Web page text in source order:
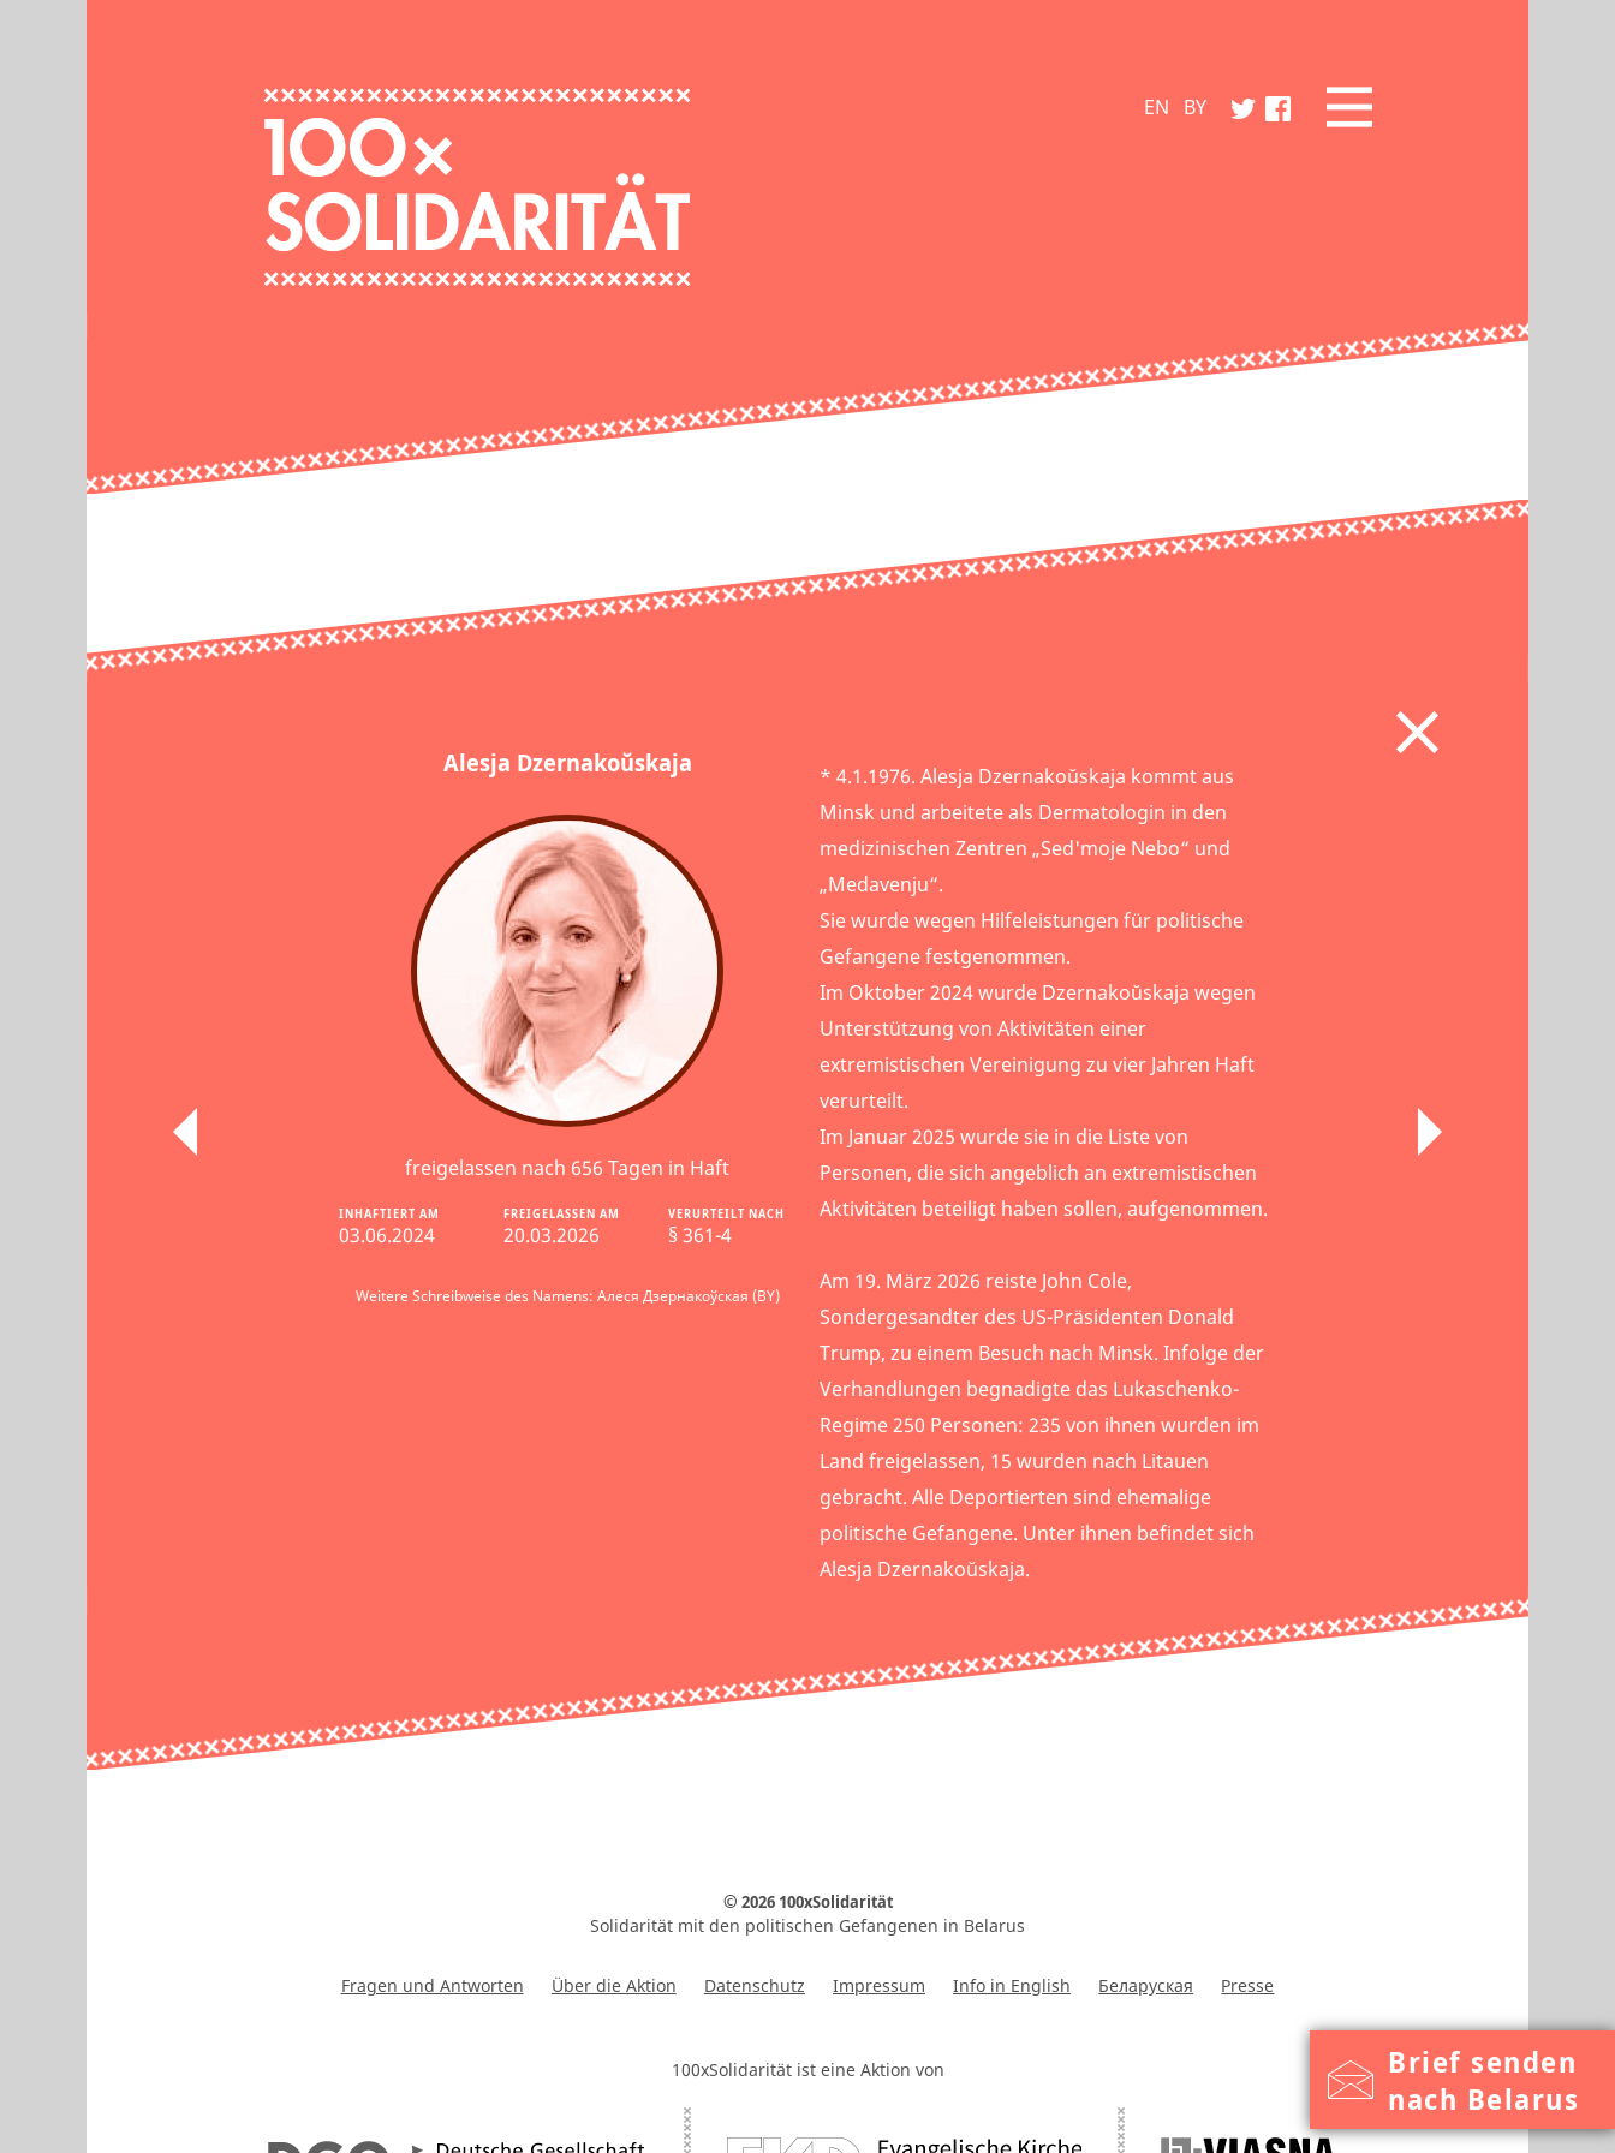
EN BY
Brief senden
nach Belarus
Alesja Dzernakoŭskaja
freigelassen nach 656 Tagen in Haft
INHAFTIERT AM
03.06.2024
FREIGELASSEN AM
20.03.2026
VERURTEILT NACH
§ 361-4
Weitere Schreibweise des Namens: Алеся Дзернакоўская (BY)
* 4.1.1976. Alesja Dzernakoŭskaja kommt aus
Minsk und arbeitete als Dermatologin in den
medizinischen Zentren „Sed'moje Nebo“ und
„Medavenju“.
Sie wurde wegen Hilfeleistungen für politische
Gefangene festgenommen.
Im Oktober 2024 wurde Dzernakoŭskaja wegen
Unterstützung von Aktivitäten einer
extremistischen Vereinigung zu vier Jahren Haft
verurteilt.
Im Januar 2025 wurde sie in die Liste von
Personen, die sich angeblich an extremistischen
Aktivitäten beteiligt haben sollen, aufgenommen.
Am 19. März 2026 reiste John Cole,
Sondergesandter des US-Präsidenten Donald
Trump, zu einem Besuch nach Minsk. Infolge der
Verhandlungen begnadigte das Lukaschenko-
Regime 250 Personen: 235 von ihnen wurden im
Land freigelassen, 15 wurden nach Litauen
gebracht. Alle Deportierten sind ehemalige
politische Gefangene. Unter ihnen befindet sich
Alesja Dzernakoŭskaja.
© 2026 100xSolidarität
Solidarität mit den politischen Gefangenen in Belarus
Fragen und Antworten Über die Aktion Datenschutz Impressum Info in English Беларуская Presse
100xSolidarität ist eine Aktion von